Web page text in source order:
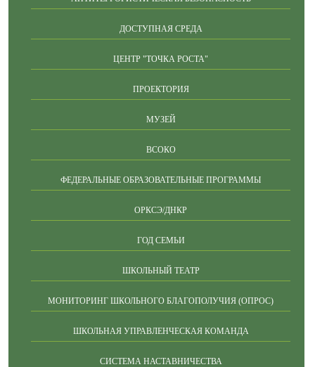
ДОСТУПНАЯ СРЕДА
ЦЕНТР "ТОЧКА РОСТА"
ПРОЕКТОРИЯ
МУЗЕЙ
ВСОКО
ФЕДЕРАЛЬНЫЕ ОБРАЗОВАТЕЛЬНЫЕ ПРОГРАММЫ
ОРКСЭ/ДНКР
ГОД СЕМЬИ
ШКОЛЬНЫЙ ТЕАТР
МОНИТОРИНГ ШКОЛЬНОГО БЛАГОПОЛУЧИЯ (ОПРОС)
ШКОЛЬНАЯ УПРАВЛЕНЧЕСКАЯ КОМАНДА
СИСТЕМА НАСТАВНИЧЕСТВА